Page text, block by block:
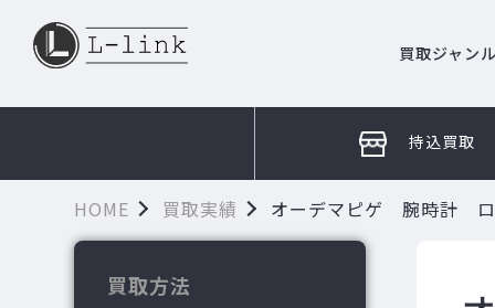
買取ジャン
持込買取
HOME 買取実績 オーデマピゲ 腕時計 ロ
買取方法